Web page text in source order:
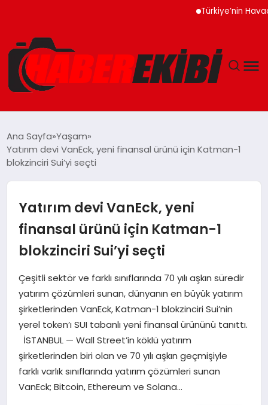
Türkiye’nin Havacılık
GÜNCEL
MAGAZIN
SAĞLIK
SPOR
TEKNOLOJI
YAŞAM
Ana Sayfa Yaşam
Yatırım devi VanEck, yeni finansal ürünü için Katman-1
blokzinciri Sui’yi seçti
Yatırım devi VanEck, yeni
finansal ürünü için Katman-1
blokzinciri Sui’yi seçti
Çeşitli sektör ve farklı sınıflarında 70 yılı aşkın süredir
yatırım çözümleri sunan, dünyanın en büyük yatırım
şirketlerinden VanEck, Katman-1 blokzinciri Sui’nin
yerel token’ı SUI tabanlı yeni finansal ürününü tanıttı.
İSTANBUL — Wall Street’in köklü yatırım
şirketlerinden biri olan ve 70 yılı aşkın geçmişiyle
farklı varlık sınıflarında yatırım çözümleri sunan
VanEck; Bitcoin, Ethereum ve Solana…